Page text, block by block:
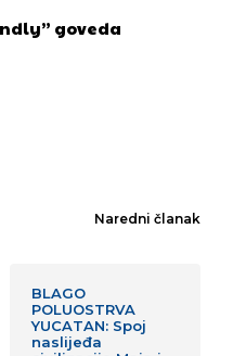
goveda
Naredni članak
BLAGO
POLUOSTRVA
YUCATAN: Spoj
naslijeđa